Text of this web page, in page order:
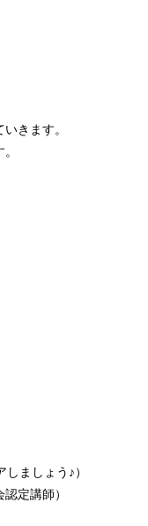
きます。
ましょう♪）
定講師）